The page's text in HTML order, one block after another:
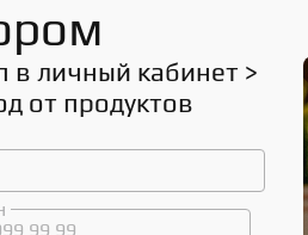
в личный кабинет >
от продуктов